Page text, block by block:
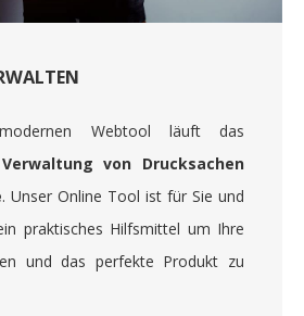
Webtool läuft das
von Drucksachen
. Unser Online Tool ist für Sie und
praktisches Hilfsmittel um Ihre
und das perfekte Produkt zu